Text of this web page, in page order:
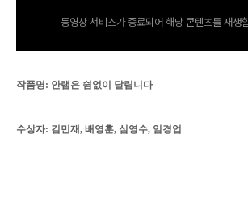
동영상 서비스가 종료되어 해당 콘텐츠를 재생
작품명: 안랩은 쉼없이 달립니다
수상자: 김민재, 배영훈, 심영수, 임경업